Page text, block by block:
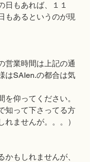
日もあれば、１１
もあるというのが現
営業時間は上記の通
はSAIen.の都合は気
を仰ってください。
知って下さってる方
れませんが。。。）
かもしれませんが、